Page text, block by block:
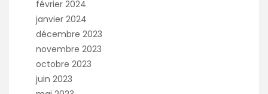
février 2024
janvier 2024
décembre 2023
novembre 2023
octobre 2023
juin 2023